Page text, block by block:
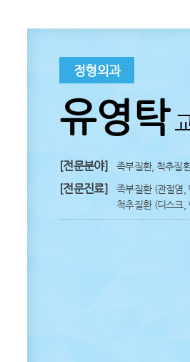
정형외과
유영탁
[전문분야] 족부질환, 척추질
[전문진료]
족부질환 (관절염,
척추질환 (디스크,